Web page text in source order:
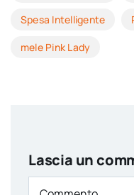
Spesa Intelligente
mele Pink Lady
Lascia un
Comment